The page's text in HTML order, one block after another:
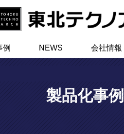
例 NEWS 会社情報
製品化事例